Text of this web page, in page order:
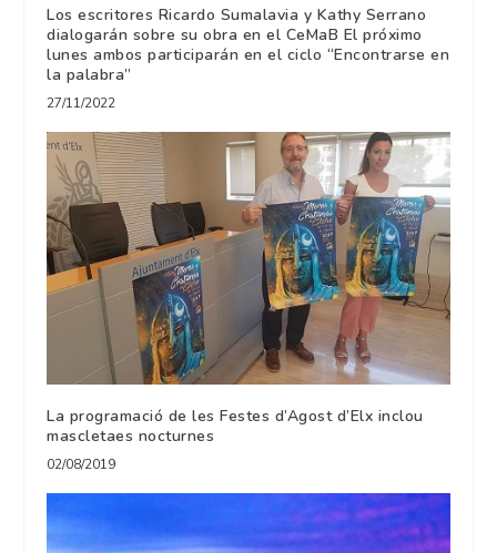
Los escritores Ricardo Sumalavia y Kathy Serrano
dialogarán sobre su obra en el CeMaB El próximo
lunes ambos participarán en el ciclo “Encontrarse en
la palabra”
27/11/2022
La programació de les Festes d’Agost d’Elx inclou
mascletaes nocturnes
02/08/2019